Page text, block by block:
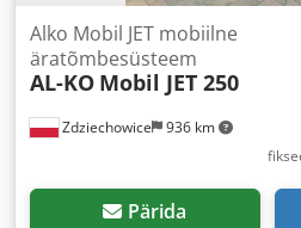
Zdziechowice 936 km
Alko Mobil JET mobiilne
äratõmbesüsteem
AL-KO Mobil JET 250
Pärida